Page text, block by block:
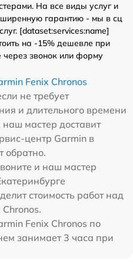
На все виды услуг и
гарантию - мы в сц
[dataset:services:name]
на -15% дешевле при
звонок или форму
Fenix Chronos
не требует
и длительного времени
мастер доставит
центр Garmin в
обратно.
и наш мастер
стоимость работ над
Fenix Chronos по
занимает 3 часа при